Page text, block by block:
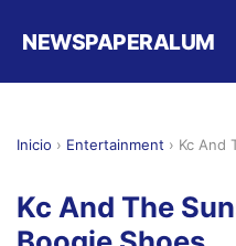
NEWSPAPERALUM
Inicio › Entertainment › Kc And
Kc And The